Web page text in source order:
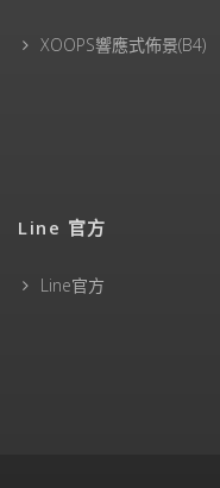
XOOPS響應式佈景(B4)
Line 官方
Line官方